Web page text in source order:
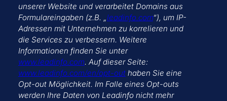
unserer Website und verarbeitet Domains aus
Formulareingaben (z.B. „leadinfo.com“), um IP-
Adressen mit Unternehmen zu korrelieren und
die Services zu verbessern. Weitere
Informationen finden Sie unter
www.leadinfo.com. Auf dieser Seite:
www.leadinfo.com/en/opt-outhaben Sie eine
Opt-out Möglichkeit. Im Falle eines Opt-outs
werden Ihre Daten von Leadinfo nicht mehr